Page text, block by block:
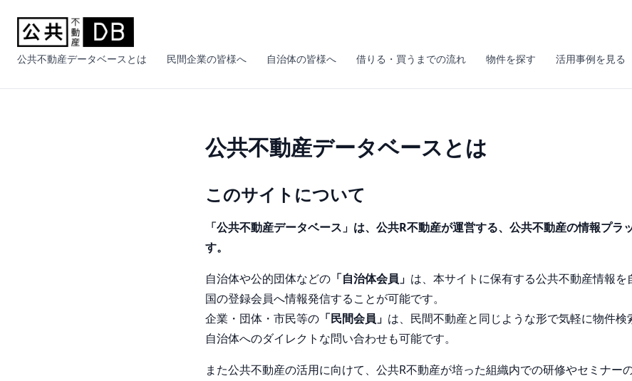
公共不動産データベースとは 民間企業の皆様へ 自治体の皆様へ 借りる・買うまでの流れ 物件を探す 活用事例を見る
公共不動産データベースとは
このサイトについて
「公共不動産データベース」は、公共R不動産が運営する、公共不動産の情報プラ
す。
自治体や公的団体などの 「自治体会員」 は、本サイトに保有する公共不動産情報
国の登録会員へ情報発信することが可能です。
企業・団体・市民等の 「民間会員」 は、民間不動産と同じような形で気軽に物件検
自治体へのダイレクトな問い合わせも可能です。
また公共不動産の活用に向けて、公共R不動産が培った組織内での研修やセミナー